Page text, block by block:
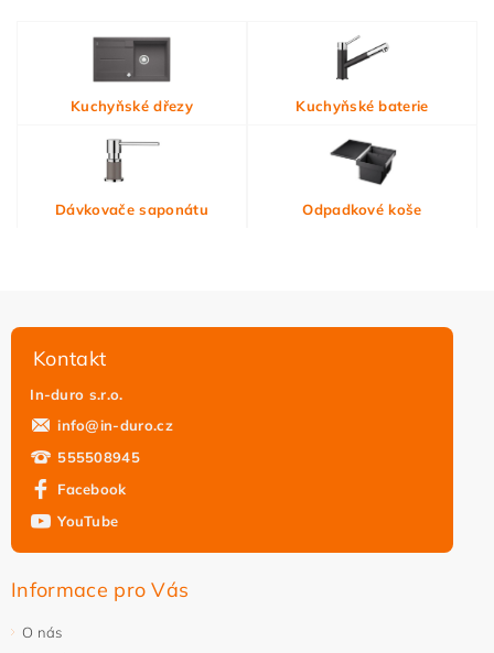
Vložením hodnocení souhlasíte s
podmínkami ochrany
osobních údajů
Kuchyňské dřezy Kuchyňské baterie
Dávkovače saponátu Odpadkové koše
Kontakt
In-duro s.r.o.
info@in-duro.cz
555508945
Facebook
YouTube
Informace pro Vás
O nás